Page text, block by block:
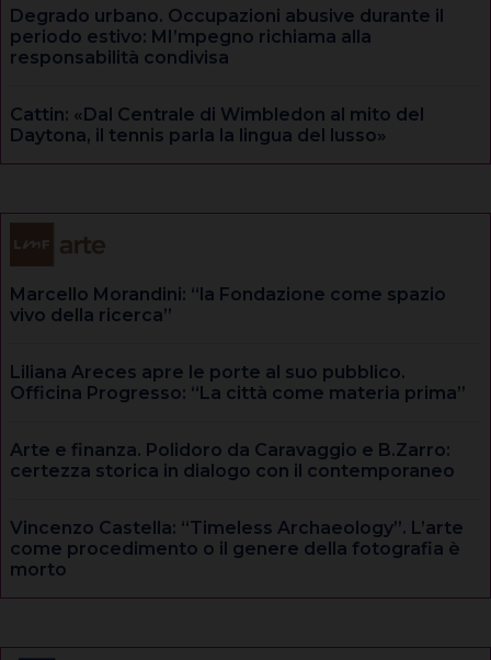
Degrado urbano. Occupazioni abusive durante il
periodo estivo: MI’mpegno richiama alla
responsabilità condivisa
Cattin: «Dal Centrale di Wimbledon al mito del
Daytona, il tennis parla la lingua del lusso»
Marcello Morandini: “la Fondazione come spazio
vivo della ricerca”
Liliana Areces apre le porte al suo pubblico.
Officina Progresso: “La città come materia prima”
Arte e finanza. Polidoro da Caravaggio e B.Zarro:
certezza storica in dialogo con il contemporaneo
Vincenzo Castella: “Timeless Archaeology”. L’arte
come procedimento o il genere della fotografia è
morto